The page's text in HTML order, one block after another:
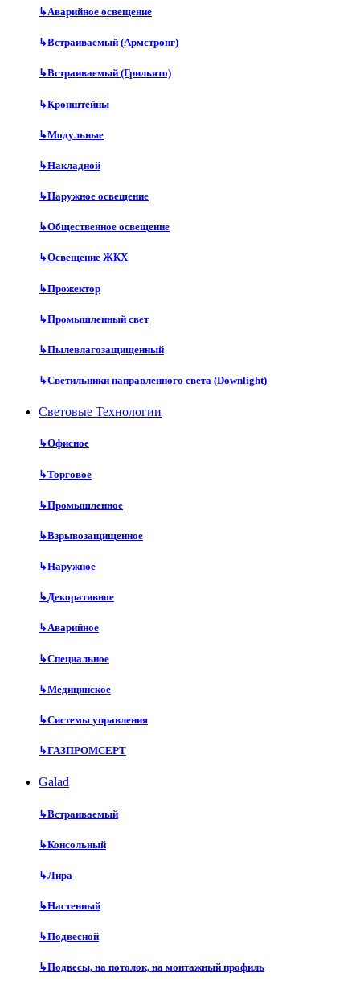
↳Аварийное освещение
↳Встраиваемый (Армстронг)
↳Встраиваемый (Грильято)
↳Кронштейны
↳Модульные
↳Накладной
↳Наружное освещение
↳Общественное освещение
↳Освещение ЖКХ
↳Прожектор
↳Промышленный свет
↳Пылевлагозащищенный
↳Светильники направленного света (Downlight)
Световые Технологии
↳Офисное
↳Торговое
↳Промышленное
↳Взрывозащищенное
↳Наружное
↳Декоративное
↳Аварийное
↳Специальное
↳Медицинское
↳Системы управления
↳ГАЗПРОМСЕРТ
Galad
↳Встраиваемый
↳Консольный
↳Лира
↳Настенный
↳Подвесной
↳Подвесы, на потолок, на монтажный профиль